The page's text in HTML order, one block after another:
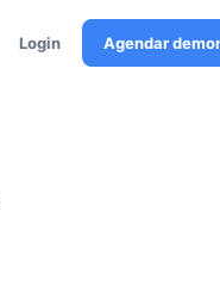
Login Agendar